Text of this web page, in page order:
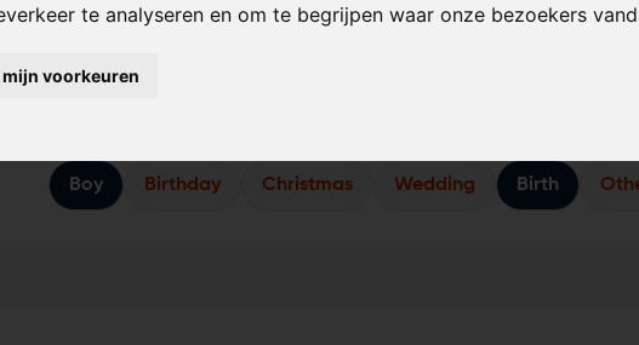
te analyseren en om te begrijpen waar onze bezoekers
voorkeuren
voor Boy hier. Deze cadeau-ideeën zijn bepaald op basis van
Boy Birthday Christmas Wedding Birth